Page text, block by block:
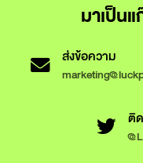
มาเป็น
ส่งข้อความ
ติ